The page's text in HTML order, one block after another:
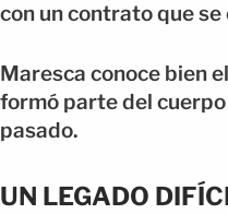
con un contrato que
Maresca conoce bien
formó parte del
pasado.
UN LEGADO